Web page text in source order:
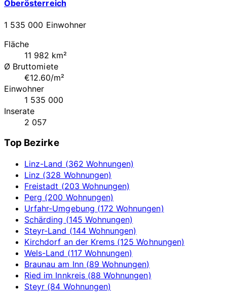
Oberösterreich
1 535 000 Einwohner
Fläche
11 982 km²
Ø Bruttomiete
€12.60/m²
Einwohner
1 535 000
Inserate
2 057
Top Bezirke
Linz-Land (362 Wohnungen)
Linz (328 Wohnungen)
Freistadt (203 Wohnungen)
Perg (200 Wohnungen)
Urfahr-Umgebung (172 Wohnungen)
Schärding (145 Wohnungen)
Steyr-Land (144 Wohnungen)
Kirchdorf an der Krems (125 Wohnungen)
Wels-Land (117 Wohnungen)
Braunau am Inn (89 Wohnungen)
Ried im Innkreis (88 Wohnungen)
Steyr (84 Wohnungen)